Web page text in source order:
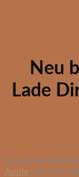
Neu
Lade
Unsere kostenlose
Apple, als auch